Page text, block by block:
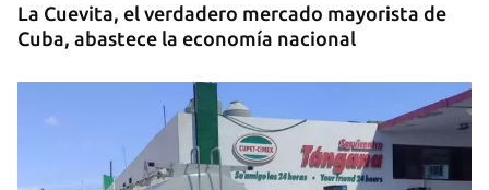
La Cuevita, el verdadero mercado mayorista de
Cuba, abastece la economía nacional